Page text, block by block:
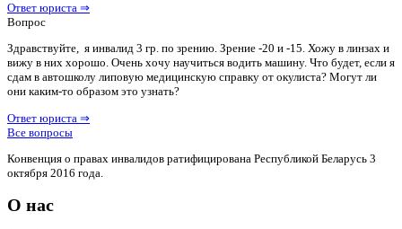
Ответ юриста ⇒
Вопрос
Здравствуйте, я инвалид 3 гр. по зрению. Зрение -20 и -15. Хожу в линзах и
вижу в них хорошо. Очень хочу научиться водить машину. Что будет, если я
сдам в автошколу липовую медицинскую справку от окулиста? Могут ли
они каким-то образом это узнать?
Ответ юриста ⇒
Все вопросы
Конвенция о правах инвалидов ратифицирована Республикой Беларусь 3
октября 2016 года.
О нас